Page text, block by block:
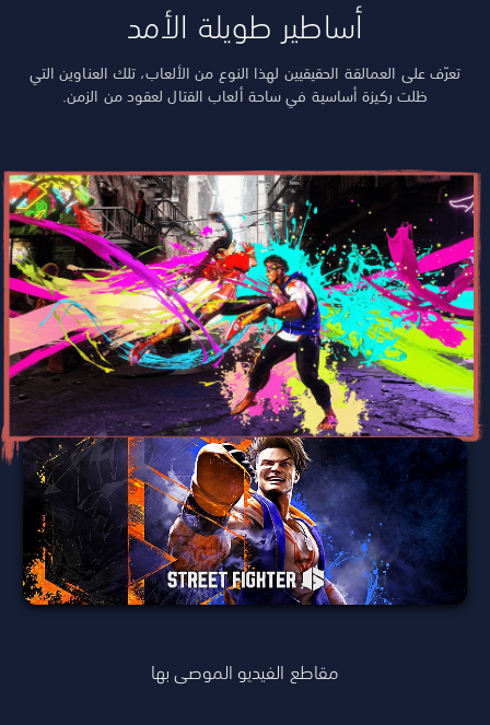
أساطير طويلة الأمد
تعرّف على العمالقة الحقيقيين لهذا النوع من الألعاب، تلك العناوين التي
ظلت ركيزة أساسية في ساحة ألعاب القتال لعقود من الزمن.
مقاطع الفيديو الموصى بها